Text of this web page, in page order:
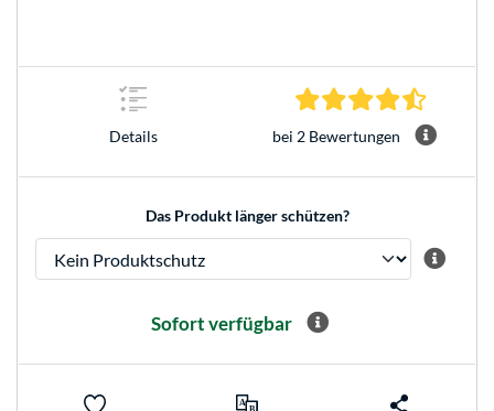
Details bei 2 Bewertungen
Das Produkt länger schützen?
Sofort verfügbar